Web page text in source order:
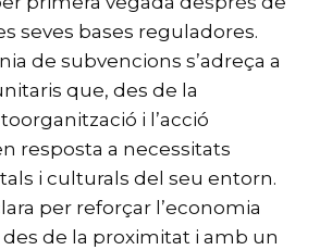
seves bases reguladores.
de subvencions s’adreça a
que, des de la
i l’acció
resposta a necessitats
i culturals del seu entorn.
per reforçar l’economia
des de la proximitat i amb un